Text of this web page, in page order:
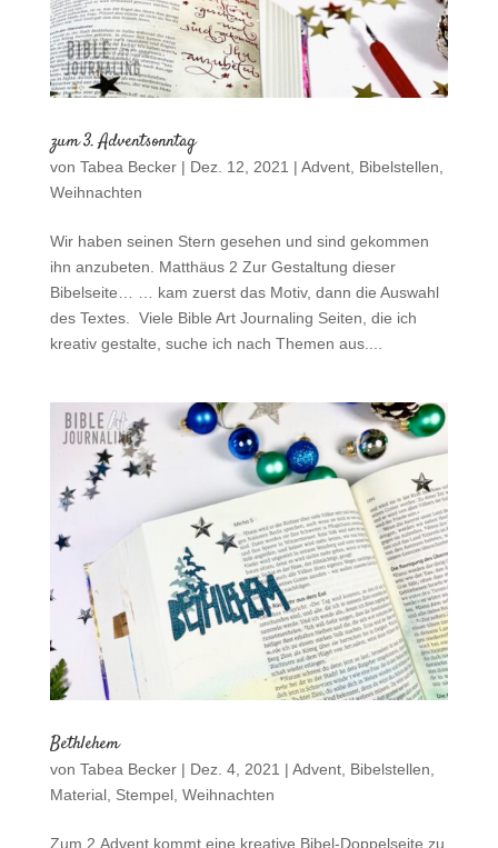
zum 3. Adventsonntag
von Tabea Becker| Dez. 12, 2021 | Advent, Bibelstellen
Weihnachten
Wir haben seinen Stern gesehen und sind gekommen
ihn anzubeten. Matthäus 2 Zur Gestaltung dieser
Bibelseite… … kam zuerst das Motiv, dann die Auswahl
des Textes. Viele Bible Art Journaling Seiten, die ich
kreativ gestalte, suche ich nach Themen aus....
Bethlehem
von Tabea Becker| Dez. 4, 2021 | Advent, Bibelstellen,
Material, Stempel, Weihnachten
Zum 2.Advent kommt eine kreative Bibel-Doppelseite zu